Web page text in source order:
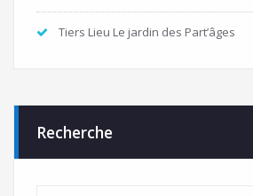
Tiers Lieu Le jardin des Part’âges
Recherche